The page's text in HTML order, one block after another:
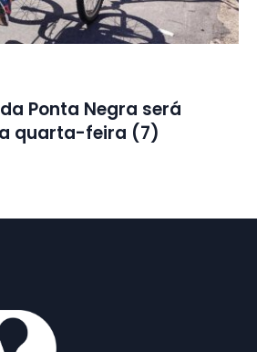
Ponta Negra será
quarta-feira (7)